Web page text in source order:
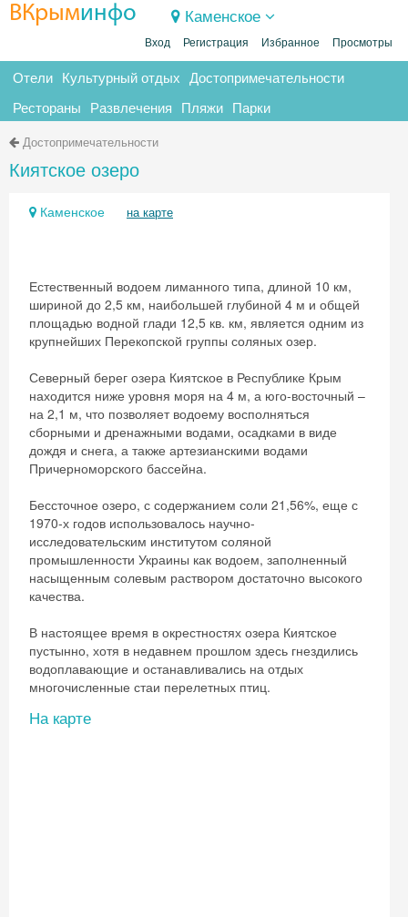
ВКрыминфо Каменское
Вход Регистрация Избранное Просмотры
Отели Культурный отдых Достопримечательности
Рестораны Развлечения Пляжи Парки
Достопримечательности
Киятское озеро
Каменское на карте
Естественный водоем лиманного типа, длиной 10 км,
шириной до 2,5 км, наибольшей глубиной 4 м и общей
площадью водной глади 12,5 кв. км, является одним из
крупнейших Перекопской группы соляных озер.
Северный берег озера Киятское в Республике Крым
находится ниже уровня моря на 4 м, а юго-восточный –
на 2,1 м, что позволяет водоему восполняться
сборными и дренажными водами, осадками в виде
дождя и снега, а также артезианскими водами
Причерноморского бассейна.
Бессточное озеро, с содержанием соли 21,56%, еще с
1970-х годов использовалось научно-
исследовательским институтом соляной
промышленности Украины как водоем, заполненный
насыщенным солевым раствором достаточно высокого
качества.
В настоящее время в окрестностях озера Киятское
пустынно, хотя в недавнем прошлом здесь гнездились
водоплавающие и останавливались на отдых
многочисленные стаи перелетных птиц.
На карте